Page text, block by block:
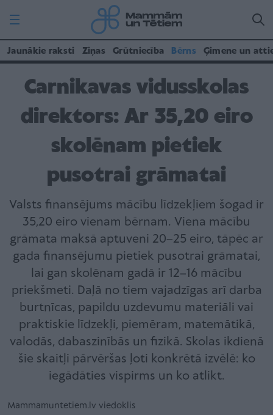
Jaunākie raksti Ziņas Grūtniecība Bērns Ģimene un
Carnikavas vidusskolas
direktors: Ar 35,20 eiro
skolēnam pietiek
pusotrai grāmatai
Valsts finansējums mācību līdzekļiem šogad ir
35,20 eiro vienam bērnam. Viena mācību
grāmata maksā aptuveni 20–25 eiro, tāpēc ar
gada finansējumu pietiek pusotrai grāmatai,
lai gan skolēnam gadā ir 12–16 mācību
priekšmeti. Daļā no tiem vajadzīgas arī darba
burtnīcas, papildu uzdevumu materiāli vai
praktiskie līdzekļi, piemēram, matemātikā,
valodās, dabaszinībās un fizikā. Skolas ikdienā
šie skaitļi pārvēršas ļoti konkrētā izvēlē: ko
iegādāties vispirms un ko atlikt.
Mammamuntetiem.lv viedoklis